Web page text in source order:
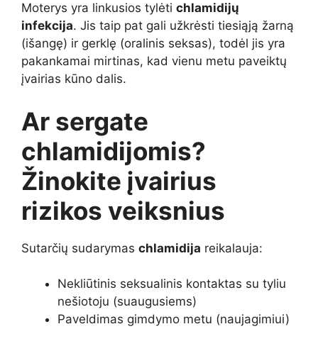
Moterys yra linkusios tylėti chlamidijų
infekcija. Jis taip pat gali užkrėsti tiesiąją žarną
(išangę) ir gerklę (oralinis seksas), todėl jis yra
pakankamai mirtinas, kad vienu metu paveiktų
įvairias kūno dalis.
Ar sergate
chlamidijomis?
Žinokite įvairius
rizikos veiksnius
Sutarčių sudarymas chlamidija reikalauja:
Nekliūtinis seksualinis kontaktas su tyliu
nešiotoju (suaugusiems)
Paveldimas gimdymo metu (naujagimiui)